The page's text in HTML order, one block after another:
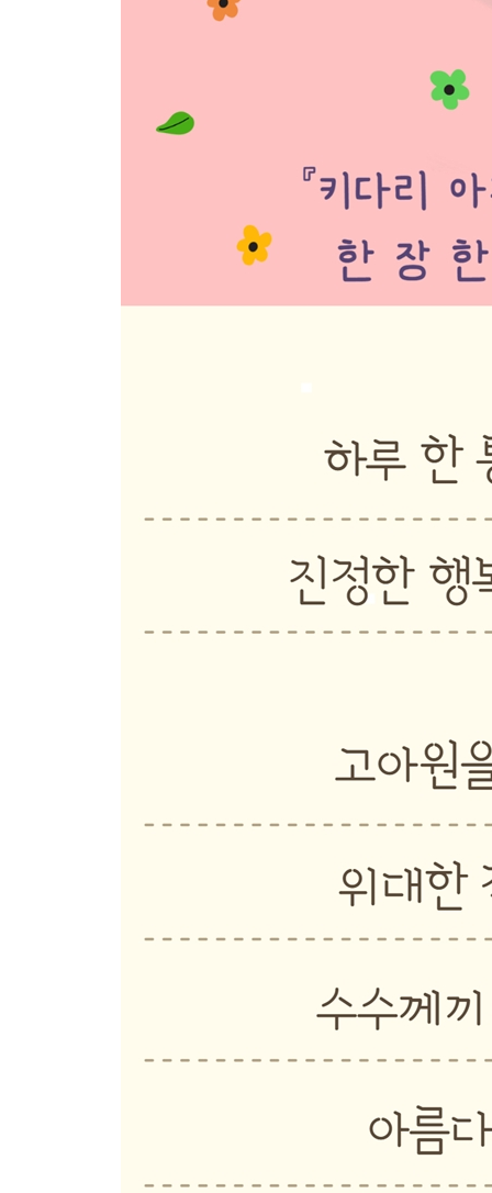
Letter 90 나이는 숫자에 불과해요 / 266
Letter 94 존 그리어 홈에 전하는 안부 / 284
Letter 96 제 졸업식에 와 주세요 / 302
Letter 97 졸업 후 다시 찾은 농장 / 304
Letter 98 소설을 쓰는 즐거움 / 310
Letter 99 키다리 아저씨를 향한 궁금증 / 324